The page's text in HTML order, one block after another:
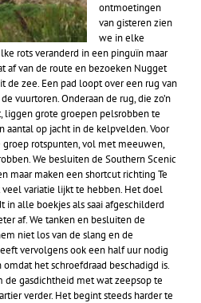
ontmoetingen
van gisteren zien
we in elke
rots veranderd in een pinguïn maar
af van de route en bezoeken Nugget
de zee. Een pad loopt over een rug van
vuurtoren. Onderaan de rug, die zo’n
liggen grote groepen pelsrobben te
aantal op jacht in de kelpvelden. Voor
rotspunten, vol met meeuwen,
We besluiten de Southern Scenic
maar maken een shortcut richting Te
variatie lijkt te hebben. Het doel
in alle boekjes als saai afgeschilderd
af. We tanken en besluiten de
niet los van de slang en de
vervolgens ook een half uur nodig
het schroefdraad beschadigd is.
de gasdichtheid met wat zeepsop te
verder. Het begint steeds harder te